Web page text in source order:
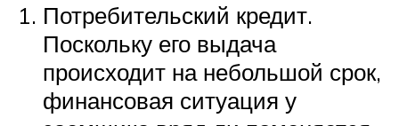
Потребительский кредит.
Поскольку его выдача
происходит на небольшой срок,
финансовая ситуация у